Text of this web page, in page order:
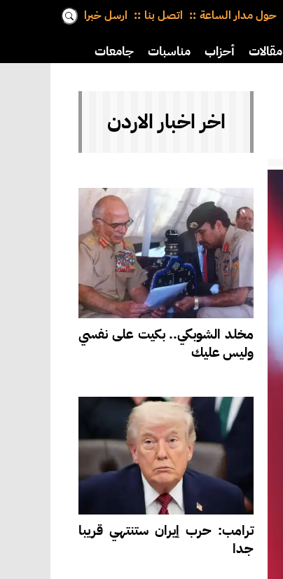
حول مدار الساعة اتصل بنا ارسل خبرا
مقالات أحزاب مناسبات جامعات
اخر اخبار الاردن
مخلد الشوبكي.. بكيت على نفسي
وليس عليك
ترامب: حرب إيران ستنتهي قريبا
جدا